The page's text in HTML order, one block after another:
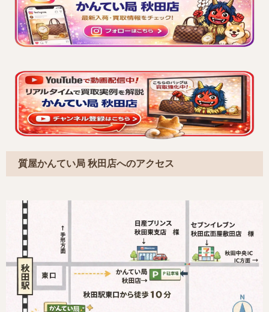
質屋かんてい局 秋田店へのアクセス